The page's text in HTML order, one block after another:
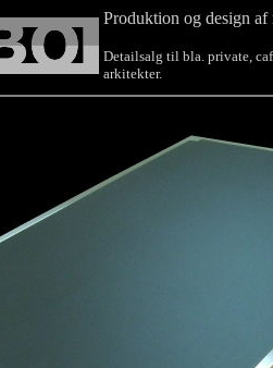
Produktion og design af
Detailsalg til bla. private,
arkitekter.